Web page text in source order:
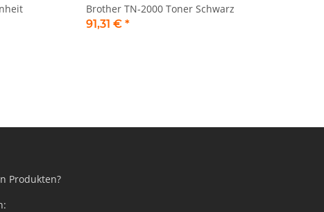
Brother TN-2000 Toner Schwarz
91,31 € *
Produkten?